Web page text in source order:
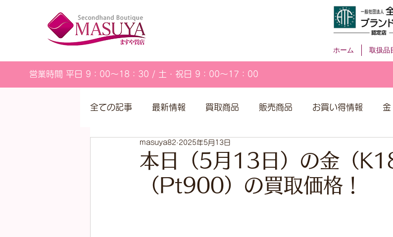
ホーム 取扱品
営業時間 平日 9：00～18：30 / 土・祝日 9：00～17：00
全ての記事 最新情報 買取商品 販売商品 お買い得情報 金
営業カレンダー
本日（5月13日）の金（
（Pt900）の買取価格！
masuya82 2025年5月13日